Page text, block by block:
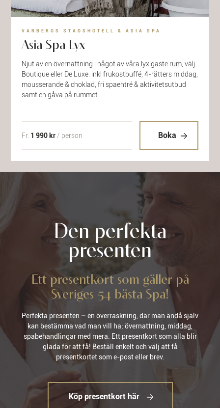
VARBERGS STADSHOTELL & ASIA SPA
Asia Spa Lyx
Njut av en övernattning i något av våra lyxigaste rum, välj
Boutique eller De Luxe. inkl frukostbuffé, 4-rätters middag,
mousserande & choklad, fri spaentré & aktivitetsutbud
samt en gåva på rummet.
Fr. 1 990 kr / person Boka
Den perfekta
presenten
Ett presentkort som gäller på
Sveriges 54 bästa Spa!
Perfekta presenten – en överraskning, där man ändå själv
kan bestämma vad man vill ha; övernattning, middag,
spabehandlingar med mera. Ett presentkort som alla blir
glada för att få! Beställ enkelt och välj att få
presentkortet som e-post eller brev.
Köp presentkort här